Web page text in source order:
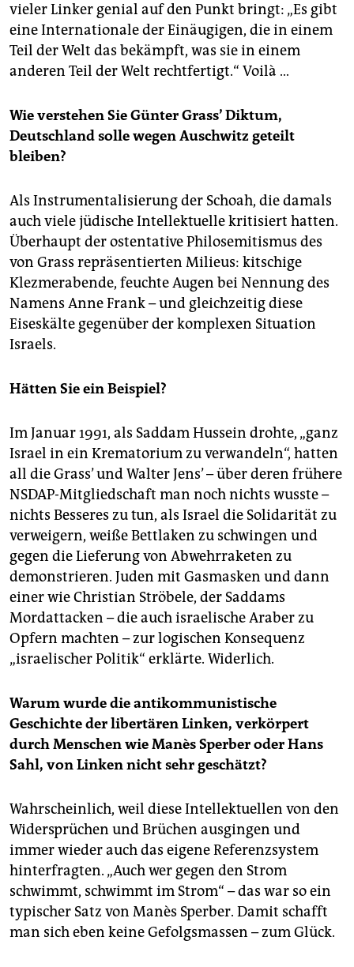
vieler Linker genial auf den Punkt bringt: „Es gibt
eine Internationale der Einäugigen, die in einem
Teil der Welt das bekämpft, was sie in einem
anderen Teil der Welt rechtfertigt.“ Voilà …
Wie verstehen Sie Günter Grass’ Diktum,
Deutschland solle wegen Auschwitz geteilt
bleiben?
Als Instrumentalisierung der Schoah, die damals
auch viele jüdische Intellektuelle kritisiert hatten.
Überhaupt der ostentative Philosemitismus des
von Grass repräsentierten Milieus: kitschige
Klezmerabende, feuchte Augen bei Nennung des
Namens Anne Frank – und gleichzeitig diese
Eiseskälte gegenüber der komplexen Situation
Israels.
Hätten Sie ein Beispiel?
Im Januar 1991, als Saddam Hussein drohte, „ganz
Israel in ein Krematorium zu verwandeln“, hatten
all die Grass’ und Walter Jens’ – über deren frühere
NSDAP-Mitgliedschaft man noch nichts wusste –
nichts Besseres zu tun, als Israel die Solidarität zu
verweigern, weiße Bettlaken zu schwingen und
gegen die Lieferung von Abwehrraketen zu
demonstrieren. Juden mit Gasmasken und dann
einer wie Christian Ströbele, der Saddams
Mordattacken – die auch israelische Araber zu
Opfern machten – zur logischen Konsequenz
„israelischer Politik“ erklärte. Widerlich.
Warum wurde die antikommunistische
Geschichte der libertären Linken, verkörpert
durch Menschen wie Manès Sperber oder Hans
Sahl, von Linken nicht sehr geschätzt?
Wahrscheinlich, weil diese Intellektuellen von den
Widersprüchen und Brüchen ausgingen und
immer wieder auch das eigene Referenzsystem
hinterfragten. „Auch wer gegen den Strom
schwimmt, schwimmt im Strom“ – das war so ein
typischer Satz von Manès Sperber. Damit schafft
man sich eben keine Gefolgsmassen – zum Glück.